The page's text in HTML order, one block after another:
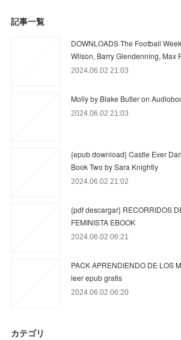
記事一覧
DOWNLOADS The Football
Wilson, Barry Glendenning, Max
2024.06.02 21:03
Molly by Blake Butler on
2024.06.02 21:03
{epub download} Castle Ever
Book Two by Sara Knightly
2024.06.02 21:02
{pdf descargar} RECORRIDOS
FEMINISTA EBOOK
2024.06.02 06:21
PACK APRENDIENDO DE LOS
leer epub gratis
2024.06.02 06:20
カテゴリ